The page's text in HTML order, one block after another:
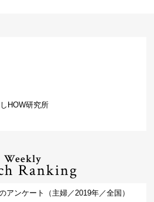
HOW研究所
Weekly
Ranking
アンケート（主婦／2019年／全国）